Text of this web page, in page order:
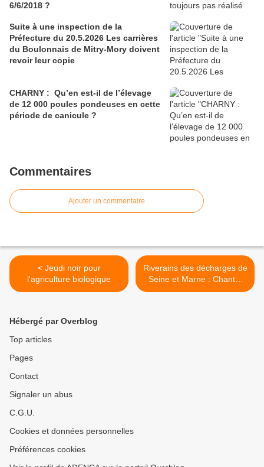
6/6/2018 ?
Suite à une inspection de la
Préfecture du 20.5.2026 Les carrières
du Boulonnais de Mitry-Mory doivent
revoir leur copie
CHARNY : Qu’en est-il de l’élevage
de 12 000 poules pondeuses en cette
période de canicule ?
Commentaires
Ajouter un commentaire
< Jeudi noir pour
l'agriculture biologique
Riverains des décharges de
Seine et Marne : Chantal
Jouanno ne vous a pas
Hébergé par Overblog
Top articles
Pages
Contact
Signaler un abus
C.G.U.
Cookies et données personnelles
Préférences cookies